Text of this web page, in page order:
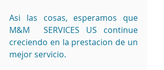
Asi las cosas, esperamos que
M&M  SERVICES US continue
creciendo en la prestacion de un
mejor servicio.